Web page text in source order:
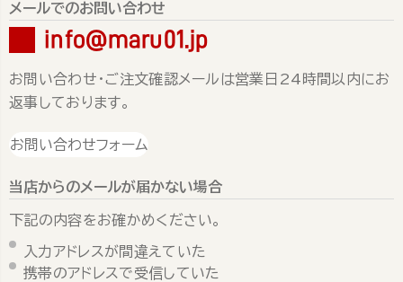
メールでのお問い合わせ
info@maru01.jp
お問い合わせ・ご注文確認メールは営業日24時間以内にお
返事しております。
お問い合わせフォーム
当店からのメールが届かない場合
下記の内容をお確かめください。
入力アドレスが間違えていた
携帯のアドレスで受信していた